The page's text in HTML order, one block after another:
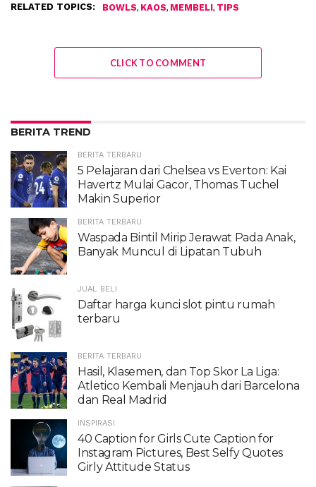
RELATED TOPICS: BOWLS, KAOS, MEMBELI, TIPS
CLICK TO COMMENT
BERITA TREND
BERITA TERBARU
5 Pelajaran dari Chelsea vs Everton: Kai
Havertz Mulai Gacor, Thomas Tuchel
Makin Superior
BERITA TERBARU
Waspada Bintil Mirip Jerawat Pada Anak,
Banyak Muncul di Lipatan Tubuh
JUAL BELI
Daftar harga kunci slot pintu rumah
terbaru
BERITA TERBARU
Hasil, Klasemen, dan Top Skor La Liga:
Atletico Kembali Menjauh dari Barcelona
dan Real Madrid
INSPIRASI
40 Caption for Girls Cute Caption for
Instagram Pictures, Best Selfy Quotes
Girly Attitude Status